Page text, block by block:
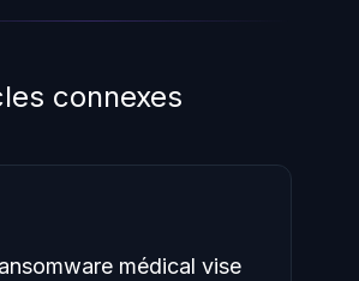
connexes
médical vise